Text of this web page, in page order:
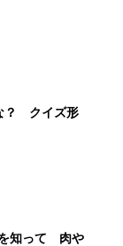
？ クイズ形
知って 肉や